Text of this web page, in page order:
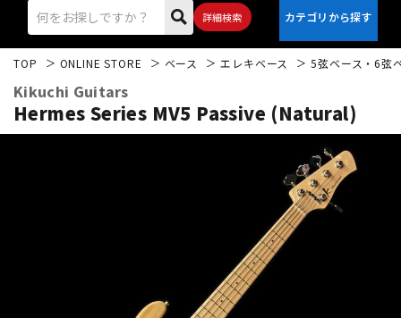
詳細検索
アコギ/エレアコ
ウクレレ
TOP ONLINE STORE ベース エレキベース 5弦ベース・6弦
Kikuchi Guitars
Hermes Series MV5 Passive (Natural)